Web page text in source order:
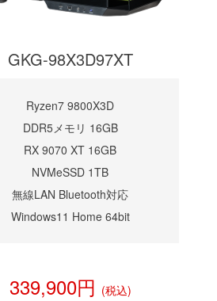
優れたモデル
GKG-98X3D97XT
Ryzen7 9800X3D
DDR5メモリ 16GB
RX 9070 XT 16GB
NVMeSSD 1TB
無線LAN Bluetooth対応
Windows11 Home 64bit
339,900円 (税込)